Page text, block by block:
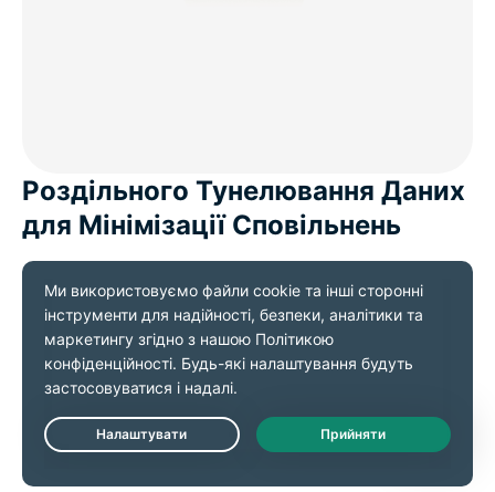
Роздільного Тунелювання Даних
для Мінімізації Сповільнень
Ця функція дозволяє вам обирати, які пристрої
будуть використовувати VPN-з’єднання.
Наприклад, ви можете спрямувати трафік Apple
TV через VPN, в той час як інші пристрої будуть
цьому швидкості будуть на високому рівні,
Live Chat